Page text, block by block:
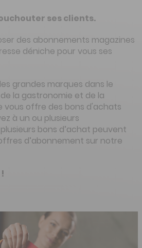
ses clients.
des abonnements magazines
déniche pour vous ses
s grandes marques dans le
la gastronomie et de la
vous offre des bons d'achats
à un ou plusieurs
bons d’achat peuvent
d’abonnement sur notre